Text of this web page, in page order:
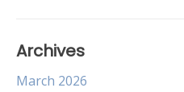
Archives
March 2026